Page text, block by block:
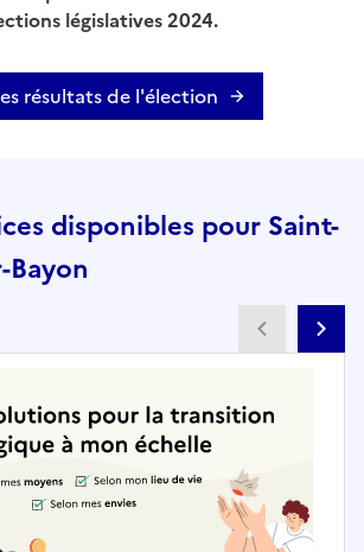
législatives 2024.
résultats de l'élection
disponibles pour Saint-